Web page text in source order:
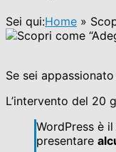
Sei qui:Home »
Se sei
L’intervento del 20
WordPress è
presentare